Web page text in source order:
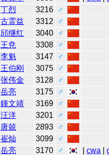
丁烈 3216
♂
古霊益 3312
♂
邱继红 3040
♂
王尭 3308
♂
李魁 3147
♂
王伯刚 3075
♂
张伟金 3128
♂
岳亮 3175
♂
鍾文靖 3169
♂
汪洋 3201
♂
唐兢 2893
♂
崔灿 3099
♂
岳亮 3170 ♂ |cwa |